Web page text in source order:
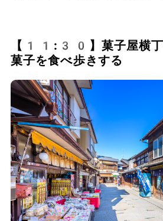
【11:30】菓子屋横丁
菓子を食べ歩きする